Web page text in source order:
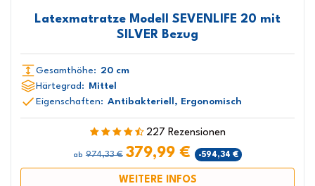
Latexmatratze Modell SEVENLIFE 20 mit
SILVER Bezug
Gesamthöhe: 20 cm
Härtegrad: Mittel
Eigenschaften: Antibakteriell, Ergonomisch
227 Rezensionen
ab 974,33 € 379,99 € -594,34 €
WEITERE INFOS